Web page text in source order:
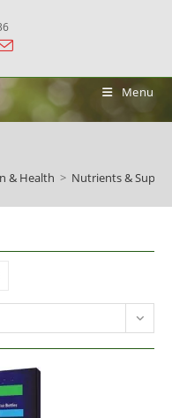
Menu
& Health > Nutrients &